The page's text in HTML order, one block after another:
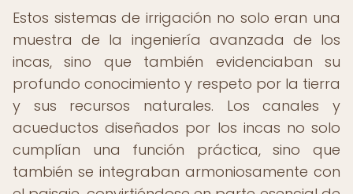
Estos sistemas de irrigación no solo eran una
muestra de la ingeniería avanzada de los
incas, sino que también evidenciaban su
profundo conocimiento y respeto por la tierra
y sus recursos naturales. Los canales y
acueductos diseñados por los incas no solo
cumplían una función práctica, sino que
también se integraban armoniosamente con